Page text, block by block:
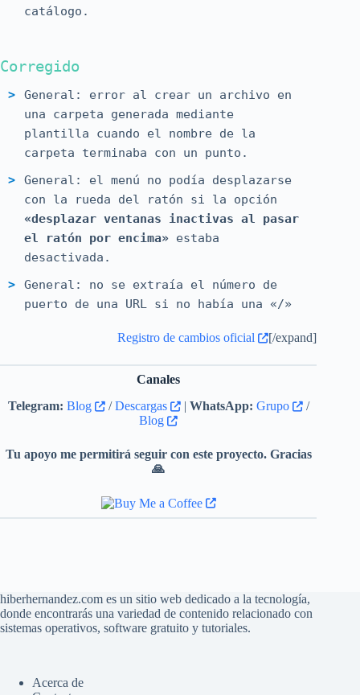
catálogo.
Corregido
General: error al crear un archivo en
una carpeta generada mediante
plantilla cuando el nombre de la
carpeta terminaba con un punto.
General: el menú no podía desplazarse
con la rueda del ratón si la opción
«desplazar ventanas inactivas al pasar
el ratón por encima» estaba
desactivada.
General: no se extraía el número de
puerto de una URL si no había una «/»
).
Convertidor de audio: las estadísticas
activada la opción«eliminar archivos
y la carpeta de destino era
la misma que la de origen.
Convertidor de audio: el tramado
(dithering) no se desactivaba al
procesar archivos de
24 bits a 24
bloqueos en determinados complementos.
Reproductor: no se leían los números
personalizadas en el archivo de audio.
Registro de cambios oficial [/expand]
Canales
Telegram: Blog /Descargas | WhatsApp: Grupo
/
Blog
Tu apoyo me permitirá seguir con este proyecto. Gracias
🙏
hiberhernandez.com es un sitio web dedicado a la tecnología,
donde encontrarás una variedad de contenido relacionado con
sistemas operativos, software gratuito y tutoriales.
Acerca de